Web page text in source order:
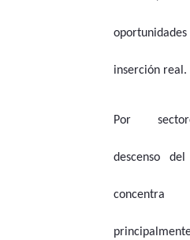
inserción real.
Por
descenso
concentra